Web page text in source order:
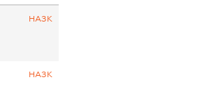
НАЗК
НАЗК